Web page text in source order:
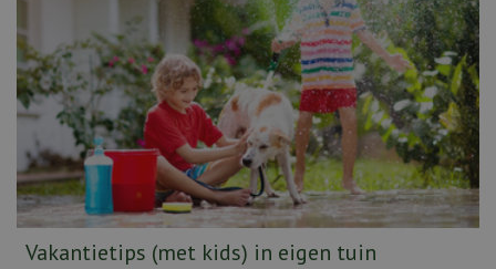
Vakantietips (met kids) in eigen tuin